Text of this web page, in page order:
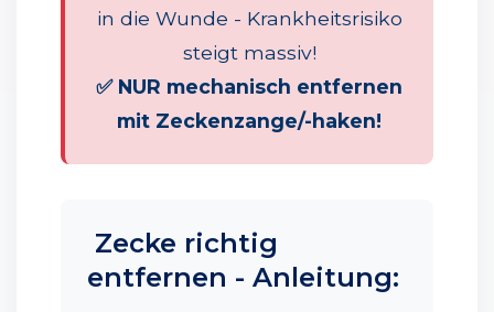
in die Wunde - Krankheitsrisiko
steigt massiv!
✅ NUR mechanisch entfernen
mit Zeckenzange/-haken!
Zecke richtig
entfernen - Anleitung: